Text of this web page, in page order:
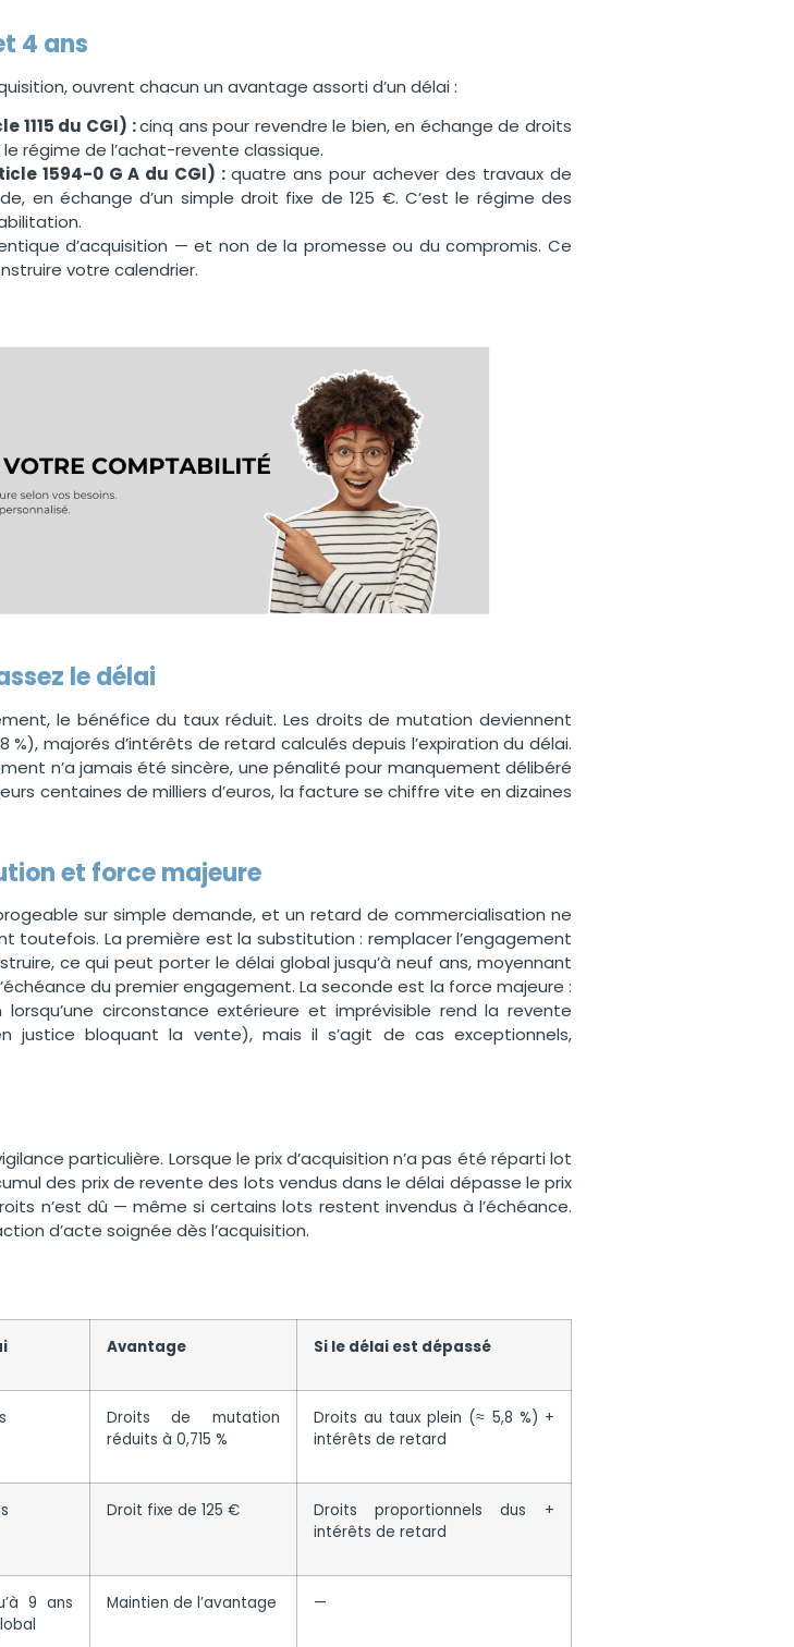
4 ans
ouvrent chacun un avantage assorti d’un délai :
1115 du CGI) :cinq ans pour revendre le bien, en échange de droits
régime de l’achat-revente classique.
1594-0 G A du CGI) :quatre ans pour achever des travaux de
en échange d’un simple droit fixe de 125 €. C’est le régime des
d’acquisition — et non de la promesse ou du compromis. Ce
votre calendrier.
le délai
le bénéfice du taux réduit. Les droits de mutation deviennent
majorés d’intérêts de retard calculés depuis l’expiration du délai.
n’a jamais été sincère, une pénalité pour manquement délibéré
centaines de milliers d’euros, la facture se chiffre vite en dizaines
et force majeure
sur simple demande, et un retard de commercialisation ne
toutefois. La première est la substitution : remplacer l’engagement
ce qui peut porter le délai global jusqu’à neuf ans, moyennant
du premier engagement. La seconde est la force majeure :
circonstance extérieure et imprévisible rend la revente
justice bloquant la vente), mais il s’agit de cas exceptionnels,
particulière. Lorsque le prix d’acquisition n’a pas été réparti lot
des prix de revente des lots vendus dans le délai dépasse le prix
n’est dû — même si certains lots restent invendus à l’échéance.
d’acte soignée dès l’acquisition.
Avantage Si le délai est dépassé
Droits de mutation
réduits à 0,715 %
Droits au taux plein (≈ 5,8 %) +
intérêts de retard
Droit fixe de 125 €
Droits proportionnels dus +
intérêts de retard
9 ans
Maintien de l’avantage —